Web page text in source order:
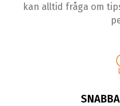
kan alltid fråga om